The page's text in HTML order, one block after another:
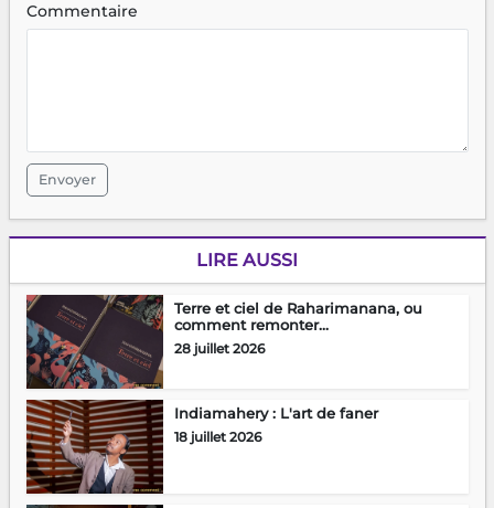
Commentaire
Envoyer
LIRE AUSSI
Terre et ciel de Raharimanana, ou
comment remonter...
28 juillet 2026
Indiamahery : L'art de faner
18 juillet 2026